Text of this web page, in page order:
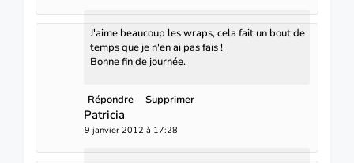
J'aime beaucoup les wraps, cela fait un bout de
temps que je n'en ai pas fais !
Bonne fin de journée.
Répondre Supprimer
Patricia
9 janvier 2012 à 17:28